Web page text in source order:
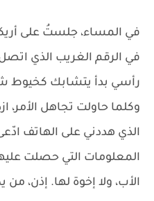
في المساء، جلستُ على
في الرقم الغريب الذي
رأسي بدأ يتشابك كخيوط
وكلما حاولت تجاهل الأمر،
الذي هددني على الهاتف
المعلومات التي حصلت
الأب، ولا إخوة لها. إذن، من